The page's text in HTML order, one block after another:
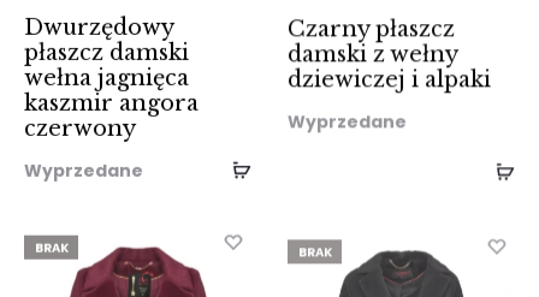
Dwurzędowy
płaszcz damski
wełna jagnięca
kaszmir angora
czerwony
Wyprzedane
Czarny płaszcz
damski z wełny
dziewiczej i alpaki
Wyprzedane
BRAK BRAK